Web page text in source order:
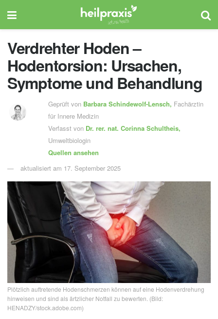
Verdrehter Hoden –
Hodentorsion: Ursachen,
Symptome und Behandlung
Geprüft von Barbara Schindewolf-Lensch, Fachärztin
für Innere Medizin
Verfasst von Dr. rer. nat. Corinna Schultheis,
Umweltbiologin
Quellen ansehen
aktualisiert am 17. September 2025
Plötzlich auftretende Hodenschmerzen können auf eine Hodenverdrehung
hinweisen und sind als ärtzlicher Notfall zu bewerten. (Bild:
HENADZY/stock.adobe.com)